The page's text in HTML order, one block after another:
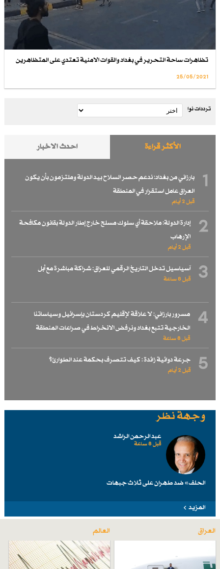
تظاهرات ساحة التحرير في بغداد والقوات الامنية تعتدي على المتظاهرين
25/05/2021
ترددات نوا
الأكثر قراءة احدث الاخبار
1
بارزاني من بغداد: ندعم حصر السلاح بيد الدولة وملتزمون بأن يكون
العراق عامل استقرار في المنطقة
قبل 2 أيام
2
إدارة الدولة: ملاحقة أي سلوك مسلح خارج إطار الدولة بقانون مكافحة
الإرهاب
قبل 2 أيام
3 آسياسيل تدخل التاريخ الرقمي للعراق: شراكة مباشرة مع أبل
قبل 8 ساعة
4
مسرور بارزاني: لا علاقة لإقليم كردستان بإسرائيل وسياساتنا
الخارجية تتبع بغداد ونرفض الانخراط في صراعات المنطقة
قبل 8 ساعة
5 جرعة دوائية زائدة : كيف تتصرف بحكمة عند الطوارئ؟
قبل 2 أيام
وجهة نظر
عبد الرحمن الراشد
قبل 8 ساعة
الحلف» ضد طهرانَ على ثلاث جبهات
المزيد
العراق العالم